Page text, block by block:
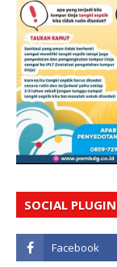
SOCIAL PLUGIN